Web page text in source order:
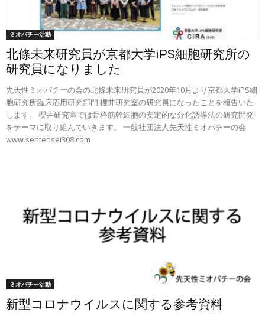
ミオパチー活動
北條未来研究員が京都大学iPS細胞研究所の
研究員になりました
先天性ミオパチーの会の北條未来研究員が2020年10月より京都大学iPS細
胞研究所臨床応用研究部門 櫻井研究室の研究員になったことを報告いた
します。 櫻井研究室では骨格筋幹細胞の安定的な分化誘導法の研究開発
をテーマに取り組んでいきます。 一般社団法人先天性ミオパチーの会
www.sentensei308.com
ミオパチー活動
新型コロナウイルスに関する参考資料